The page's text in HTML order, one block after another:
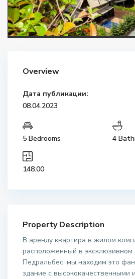
Overview
Дата публикации:
08.04.2023
5 Bedrooms 4
148.00
Property Description
В аренду квартира в жилом
расположенный в эксклюзивном
Педральбес, мы находим это
здание с высококачественными